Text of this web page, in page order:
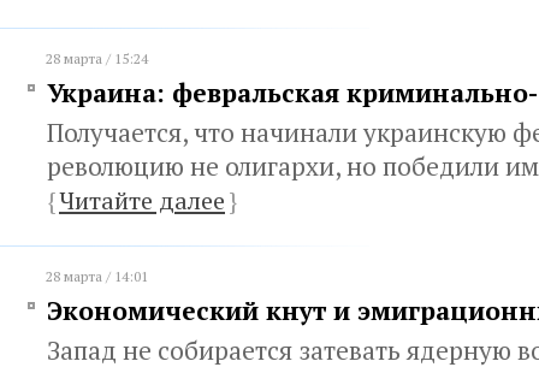
28 марта / 15:24
Украина: февральская
Получается, что начинали украинскую
революцию не олигархи, но победили
{Читайте далее}
28 марта / 14:01
Экономический кнут и
Запад не собирается затевать ядерную